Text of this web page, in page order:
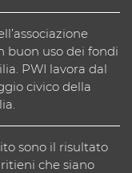
buon uso dei fondi
PWI lavora dal
civico della
sono il risultato
che siano